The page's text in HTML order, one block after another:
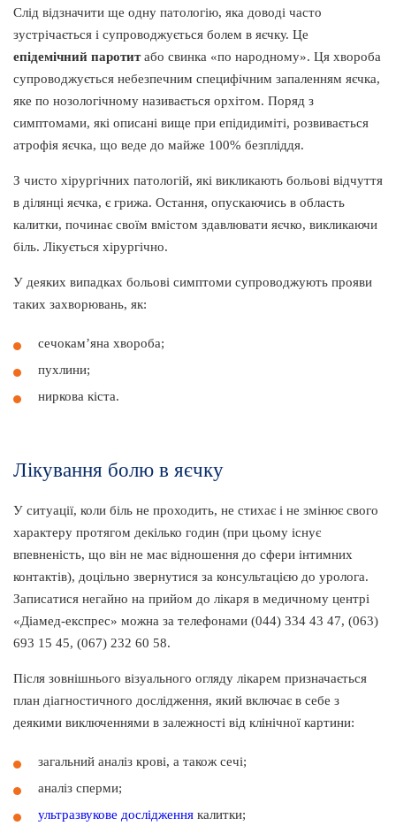
Слід відзначити ще одну патологію, яка доводі часто
зустрічається і супроводжується болем в яєчку. Це
епідемічний паротитабо свинка «по народному». Ця хвороба
супроводжується небезпечним специфічним запаленням яєчка,
яке по нозологічному називається орхітом. Поряд з
симптомами, які описані вище при епідидиміті, розвивається
атрофія яєчка, що веде до майже 100% безпліддя.
З чисто хірургічних патологій, які викликають больові відчуття
в ділянці яєчка, є грижа. Остання, опускаючись в область
калитки, починає своїм вмістом здавлювати яєчко, викликаючи
біль. Лікується хірургічно.
У деяких випадках больові симптоми супроводжують прояви
таких захворювань, як:
сечокам’яна хвороба;
пухлини;
ниркова кіста.
Лікування болю в яєчку
У ситуації, коли біль не проходить, не стихає і не змінює свого
характеру протягом декілько годин (при цьому існує
впевненість, що він не має відношення до сфери інтимних
контактів), доцільно звернутися за консультацією до уролога.
Записатися негайно на прийом до лікаря в медичному центрі
«Діамед-експрес» можна за телефонами (044) 334 43 47, (063)
693 15 45, (067) 232 60 58.
Після зовнішнього візуального огляду лікарем призначається
план діагностичного дослідження, який включає в себе з
деякими виключеннями в залежності від клінічної картини:
загальний аналіз крові, а також сечі;
аналіз сперми;
ультразвукове дослідження калитки;